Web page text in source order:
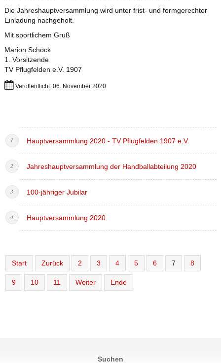
Die Jahreshauptversammlung wird unter frist- und formgerechter
Einladung nachgeholt.
Mit sportlichem Gruß
Marion Schöck
1. Vorsitzende
TV Pflugfelden e.V. 1907
Veröffentlicht: 06. November 2020
Hauptversammlung 2020 - TV Pflugfelden 1907 e.V.
Jahreshauptversammlung der Handballabteilung 2020
100-jähriger Jubilar
Hauptversammlung 2020
Start Zurück 2 3 4 5 6 7 8
9 10 11 Weiter Ende
Suchen